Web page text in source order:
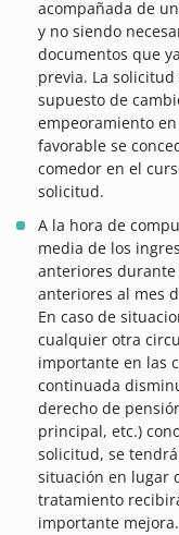
acompañada de
y no siendo
documentos que
previa. La solicitud
supuesto de
empeoramiento
favorable se
comedor en el
solicitud.
A la hora de
media de los
anteriores
anteriores al mes
En caso de
cualquier otra
importante en las
continuada
derecho de
principal, etc.)
solicitud, se
situación en lugar
tratamiento
importante mejora.